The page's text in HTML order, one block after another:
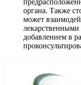
органа. Также
может
лекарственными
добавлением в